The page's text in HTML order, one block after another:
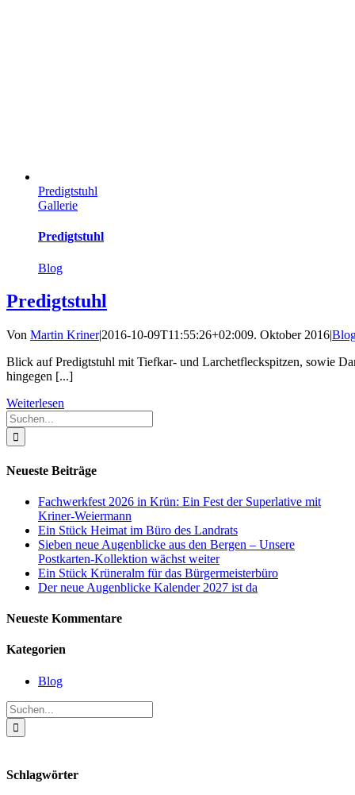
Predigtstuhl
Gallerie
Predigtstuhl
Blog
Predigtstuhl
Von Martin Kriner|2016-10-09T11:55:26+02:009. Oktober 2016|
Blick auf Predigtstuhl mit Tiefkar- und Larchetfleckspitzen, sowie
hingegen [...]
Weiterlesen
Suche
nach:
Neueste Beiträge
Fachwerkfest 2026 in Krün: Ein Fest der Superlative mit
Kriner-Weiermann
Ein Stück Heimat im Büro des Landrats
Sieben neue Augenblicke aus den Bergen – Unsere
Postkarten-Kollektion wächst weiter
Ein Stück Krüneralm für das Bürgermeisterbüro
Der neue Augenblicke Kalender 2027 ist da
Neueste Kommentare
Kategorien
Blog
Suche
nach:
Schlagwörter